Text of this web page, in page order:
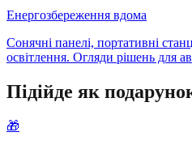
Енергозбереження вдома
Сонячні панелі, портативні
освітлення. Огляди рішень для
Підійде як
🎁